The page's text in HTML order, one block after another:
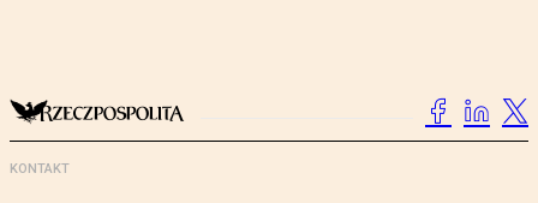
KONTAKT